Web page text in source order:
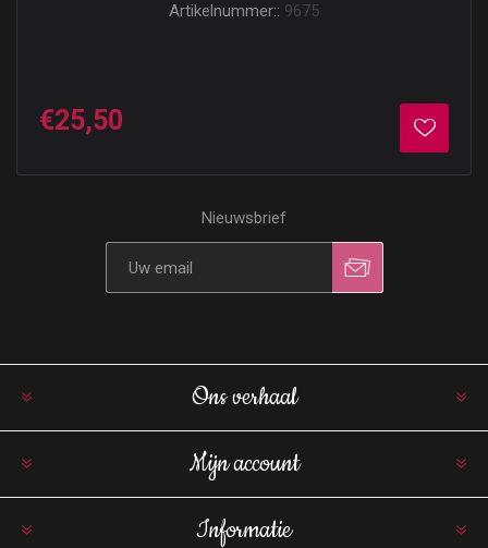
Artikelnummer:: 9675
€25,50
Nieuwsbrief
Ons verhaal
Mijn account
Informatie